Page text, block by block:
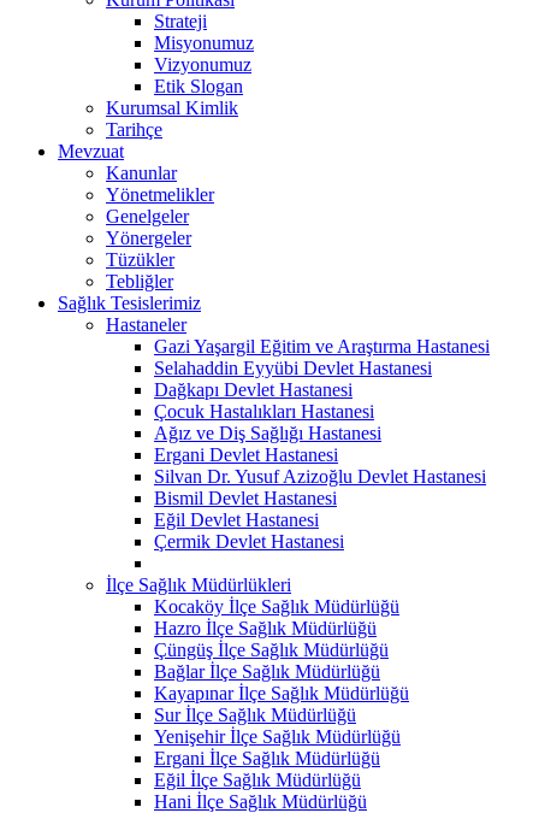
Strateji
Misyonumuz
Vizyonumuz
Etik Slogan
Kurumsal Kimlik
Tarihçe
Mevzuat
Kanunlar
Yönetmelikler
Genelgeler
Yönergeler
Tüzükler
Tebliğler
Sağlık Tesislerimiz
Hastaneler
Gazi Yaşargil Eğitim ve Araştırma Hastanesi
Selahaddin Eyyübi Devlet Hastanesi
Dağkapı Devlet Hastanesi
Çocuk Hastalıkları Hastanesi
Ağız ve Diş Sağlığı Hastanesi
Ergani Devlet Hastanesi
Silvan Dr. Yusuf Azizoğlu Devlet Hastanesi
Bismil Devlet Hastanesi
Eğil Devlet Hastanesi
Çermik Devlet Hastanesi
İlçe Sağlık Müdürlükleri
Kocaköy İlçe Sağlık Müdürlüğü
Hazro İlçe Sağlık Müdürlüğü
Çüngüş İlçe Sağlık Müdürlüğü
Bağlar İlçe Sağlık Müdürlüğü
Kayapınar İlçe Sağlık Müdürlüğü
Sur İlçe Sağlık Müdürlüğü
Yenişehir İlçe Sağlık Müdürlüğü
Ergani İlçe Sağlık Müdürlüğü
Eğil İlçe Sağlık Müdürlüğü
Hani İlçe Sağlık Müdürlüğü